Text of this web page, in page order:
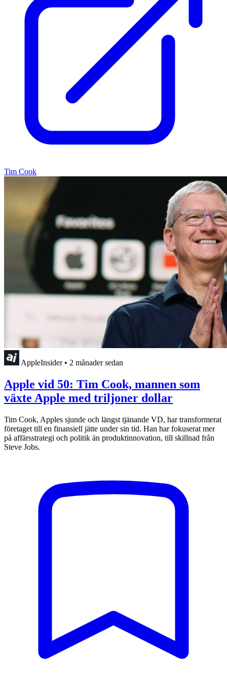
Tim Cook
AppleInsider • 2 månader sedan
Apple vid 50: Tim Cook, mannen som
växte Apple med triljoner dollar
Tim Cook, Apples sjunde och längst tjänande VD, har transformerat
företaget till en finansiell jätte under sin tid. Han har fokuserat mer
på affärsstrategi och politik än produktinnovation, till skillnad från
Steve Jobs.